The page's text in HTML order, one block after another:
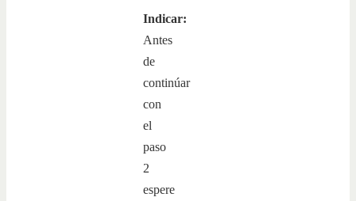
Indicar:
Antes
de
continúar
con
el
paso
2
espere